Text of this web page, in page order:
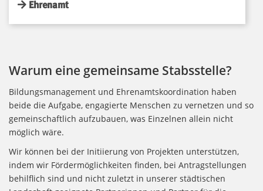
Ehrenamt
Warum eine gemeinsame Stabsstelle?
Bildungsmanagement und Ehrenamtskoordination haben
beide die Aufgabe, engagierte Menschen zu vernetzen und so
gemeinschaftlich aufzubauen, was Einzelnen allein nicht
möglich wäre.
Wir können bei der Initiierung von Projekten unterstützen,
indem wir Fördermöglichkeiten finden, bei Antragstellungen
behilflich sind und nicht zuletzt in unserer städtischen